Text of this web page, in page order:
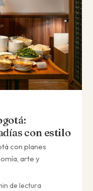
con estilo
con planes
arte y
de lectura